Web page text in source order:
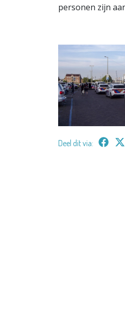
personen zijn
Deel dit via: